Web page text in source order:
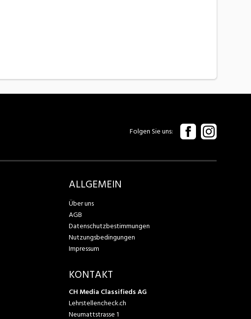
Folgen Sie uns
ALLGEMEIN
Über uns
AGB
Datenschutzbestimmungen
Nutzungsbedingungen
Impressum
KONTAKT
CH Media Classifieds AG
Lehrstellencheck.ch
Neumattstrasse 1